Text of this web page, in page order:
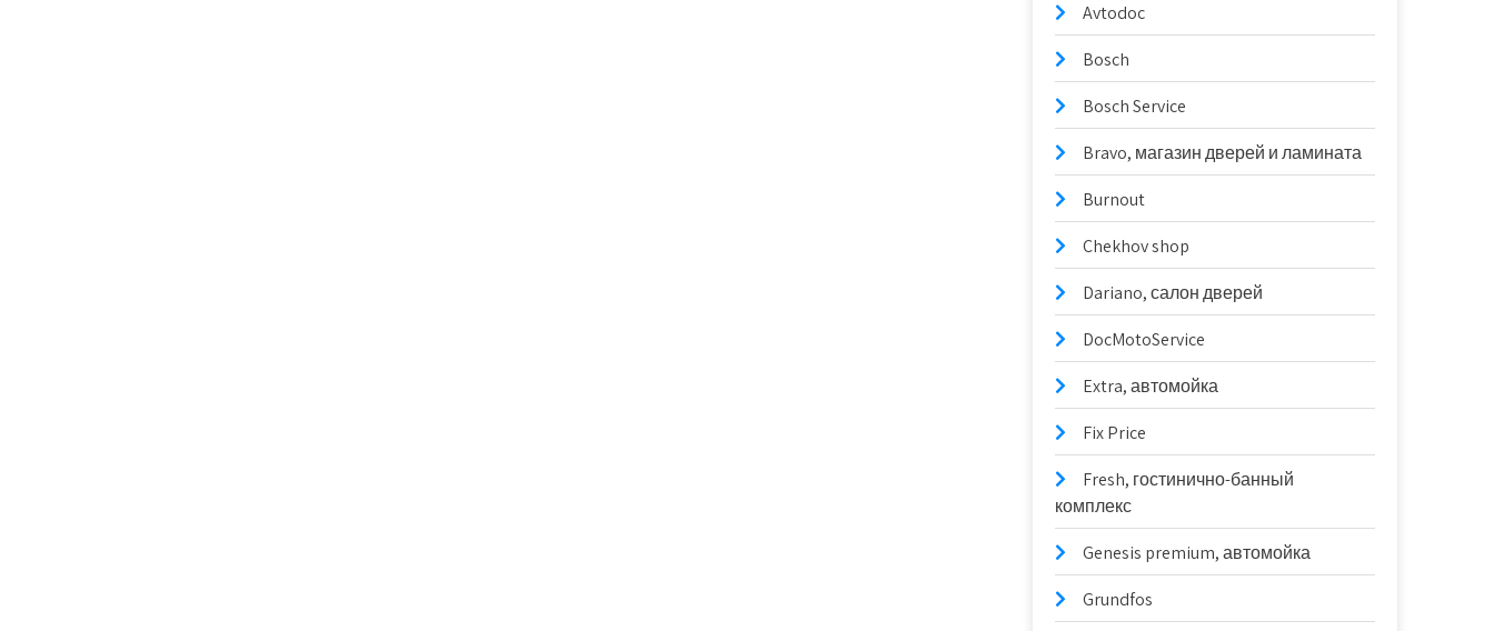
Avtodoc
Bosch
Bosch Service
Bravo, магазин дверей и ламината
Burnout
Chekhov shop
Dariano, салон дверей
DocMotoService
Extra, автомойка
Fix Price
Fresh, гостинично-банный
комплекс
Genesis premium, автомойка
Grundfos